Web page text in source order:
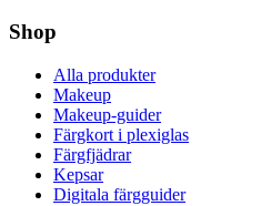
Shop
Alla produkter
Makeup
Makeup-guider
Färgkort i plexiglas
Färgfjädrar
Kepsar
Digitala färgguider